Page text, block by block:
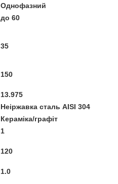
Однофазний
до 60
35
150
13.975
Неіржавка сталь AISI 304
Кераміка/графіт
1
120
1.0